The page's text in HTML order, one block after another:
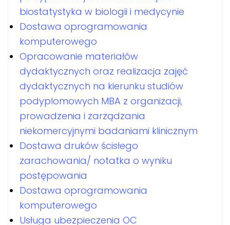
biostatystyka w biologii i medycynie
Dostawa oprogramowania
komputerowego
Opracowanie materiałów
dydaktycznych oraz realizacja zajęć
dydaktycznych na kierunku studiów
podyplomowych MBA z organizacji,
prowadzenia i zarządzania
niekomercyjnymi badaniami klinicznym
Dostawa druków ścisłego
zarachowania/ notatka o wyniku
postępowania
Dostawa oprogramowania
komputerowego
Usługa ubezpieczenia OC